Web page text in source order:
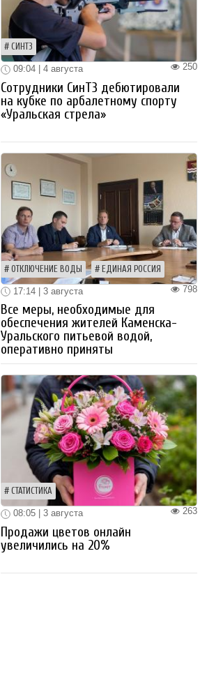
СИНТЗ
250
09:04 | 4 августа
Сотрудники СинТЗ дебютировали
на кубке по арбалетному спорту
«Уральская стрела»
ОТКЛЮЧЕНИЕ ВОДЫ ЕДИНАЯ РОССИЯ
798
17:14 | 3 августа
Все меры, необходимые для
обеспечения жителей Каменска-
Уральского питьевой водой,
оперативно приняты
СТАТИСТИКА
263
08:05 | 3 августа
Продажи цветов онлайн
увеличились на 20%